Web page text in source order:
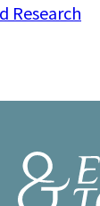
Research